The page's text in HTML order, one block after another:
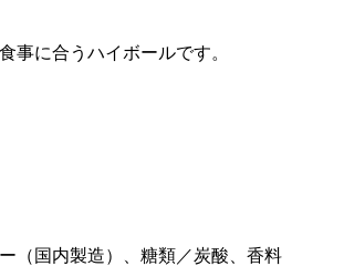
事に合うハイボールです。
（国内製造）、糖類／炭酸、香料